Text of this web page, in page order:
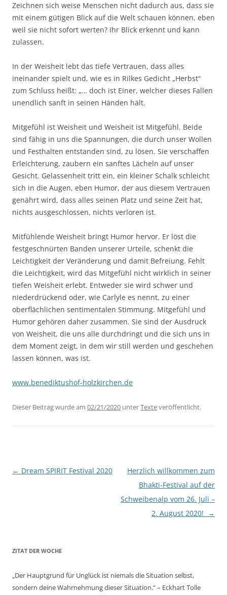
Zeichnen sich weise Menschen nicht dadurch aus, dass sie
mit einem gütigen Blick auf die Welt schauen können, eben
weil sie nicht sofort werten? Ihr Blick erkennt und kann
zulassen.
In der Weisheit lebt das tiefe Vertrauen, dass alles
ineinander spielt und, wie es in Rilkes Gedicht „Herbst“
zum Schluss heißt: „… doch ist Einer, welcher dieses Fallen
unendlich sanft in seinen Händen hält.
Mitgefühl ist Weisheit und Weisheit ist Mitgefühl. Beide
sind fähig in uns die Spannungen, die durch unser Wollen
und Festhalten entstanden sind, zu lösen. Sie verschaffen
Erleichterung, zaubern ein sanftes Lächeln auf unser
Gesicht. Gelassenheit tritt ein, ein kleiner Schalk schleicht
sich in die Augen, eben Humor, der aus diesem Vertrauen
genährt wird, dass alles seinen Platz und seine Zeit hat,
nichts ausgeschlossen, nichts verloren ist.
Mitfühlende Weisheit bringt Humor hervor. Er löst die
festgeschnürten Banden unserer Urteile, schenkt die
Leichtigkeit der Veränderung und damit Befreiung. Fehlt
die Leichtigkeit, wird das Mitgefühl nicht wirklich in seiner
tiefen Weisheit erlebt. Entweder sie wird schwer und
niederdrückend oder, wie Carlyle es nennt, zu einer
oberflächlichen sentimentalen Stimmung. Mitgefühl und
Humor gehören daher zusammen. Sie sind der Ausdruck
von Weisheit, die uns alle durchdringt und die sich uns in
dem Moment zeigt, in dem wir still werden und geschehen
lassen können, was ist.
www.benediktushof-holzkirchen.de
Dieser Beitrag wurde am 02/21/2020 unterTexteveröffentlicht.
Beitragsnavigation
← Dream SPIRIT Festival 2020
Herzlich willkommen zum
Bhakti-Festival auf der
Schweibenalp vom 26. Juli –
2. August 2020! →
ZITAT DER WOCHE
„Der Hauptgrund für Unglück ist niemals die Situation selbst,
sondern deine Wahrnehmung dieser Situation.“ – Eckhart Tolle